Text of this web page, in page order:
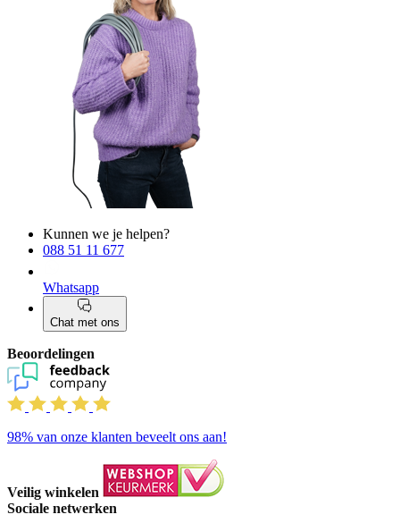
Kunnen we je helpen?
088 51 11 677
Whatsapp
Chat met ons
Beoordelingen
98% van onze klanten beveelt ons aan!
Veilig winkelen
Sociale netwerken